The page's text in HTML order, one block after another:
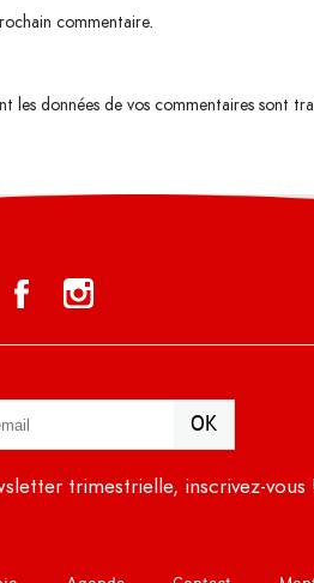
commentaire.
les données de vos commentaires sont
trimestrielle, inscrivez-vous !